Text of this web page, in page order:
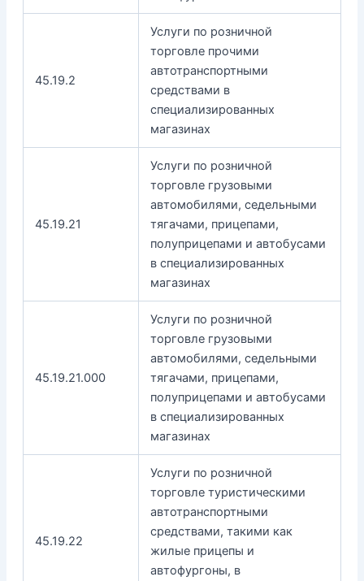
45.19.2
Услуги по розничной
торговле прочими
автотранспортными
средствами в
специализированных
магазинах
45.19.21
Услуги по розничной
торговле грузовыми
автомобилями, седельными
тягачами, прицепами,
полуприцепами и автобусами
в специализированных
магазинах
45.19.21.000
Услуги по розничной
торговле грузовыми
автомобилями, седельными
тягачами, прицепами,
полуприцепами и автобусами
в специализированных
магазинах
45.19.22
Услуги по розничной
торговле туристическими
автотранспортными
средствами, такими как
жилые прицепы и
автофургоны, в